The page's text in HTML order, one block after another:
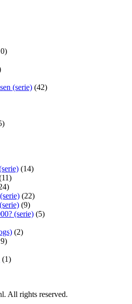
(serie) (42)
(14)
(22)
(9)
(serie) (5)
(2)
(1)
All rights reserved.